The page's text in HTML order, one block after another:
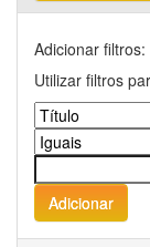
Adicionar filtros:
Utilizar filtros